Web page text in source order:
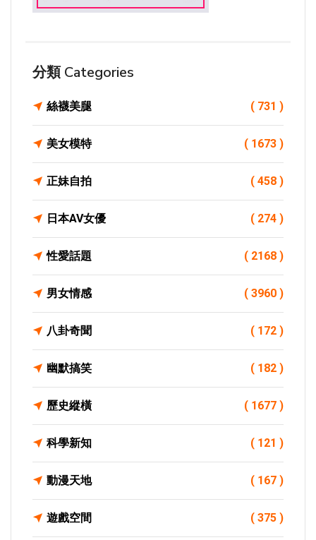
分類 Categories
絲襪美腿 ( 731 )
美女模特 ( 1673 )
正妹自拍 ( 458 )
日本AV女優 ( 274 )
性愛話題 ( 2168 )
男女情感 ( 3960 )
八卦奇聞 ( 172 )
幽默搞笑 ( 182 )
歷史縱橫 ( 1677 )
科學新知 ( 121 )
動漫天地 ( 167 )
遊戲空間 ( 375 )